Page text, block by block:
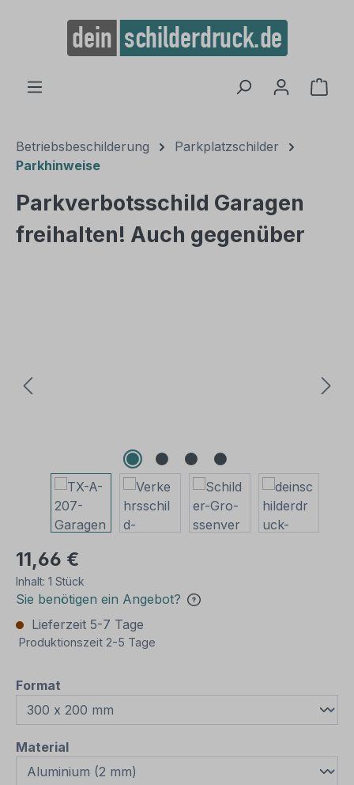
springen
Betriebsbeschilderung
Parkplatzschilder
Parkhinweise
Parkverbotsschild Garagen
freihalten! Auch gegenüber
11,66 €
Inhalt: 1 Stück
Sie benötigen ein Angebot?
Lieferzeit 5-7 Tage
Produktionszeit 2-5 Tage
Format
Materialauswählen